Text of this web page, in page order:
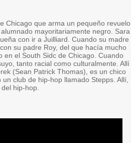
Chicago que arma un pequeño revuelo
mayoritariamente negro. Sara
con ir a Juilliard. Cuando su madre
su padre Roy, del que hacía mucho
el South Sidc de Chicago. Cuando
tanto racial como culturalmente. Allí
(Sean Patrick Thomas), es un chico
club de hip-hop llamado Stepps. Allí,
hip-hop.